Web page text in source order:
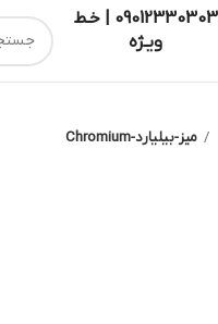
09012330303 | خـط
ویـژه
میز-بیلیارد-Chromium